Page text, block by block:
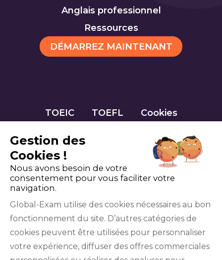
Anglais professionnel
Ressources
DÉMARREZ MAINTENANT
TOEIC TOEFL Cookies
YouTube
Gestion des
Cookies !
Nous avons besoin de votre
consentement pour vous faciliter votre
navigation.
Global-Exam utilise des cookies nécessaires au bon
fonctionnement du site. D’autres catégories de
cookies peuvent être utilisées pour personnaliser
votre expérience, diffuser des offres commerciales